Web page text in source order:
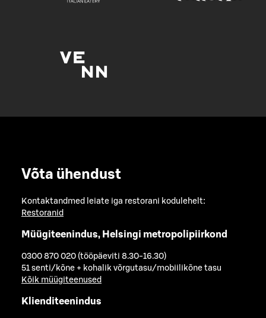
Võta ühendust
Kontaktandmed leiate iga restorani kodulehelt:
Restoranid
Müügiteenindus, Helsingi metropolipiirkond
0300 870 020 (tööpäeviti 8.30-16.30)
51 senti/kõne + kohalik võrgutasu/mobiilikõne tasu
Kõik müügiteenused
Klienditeenindus